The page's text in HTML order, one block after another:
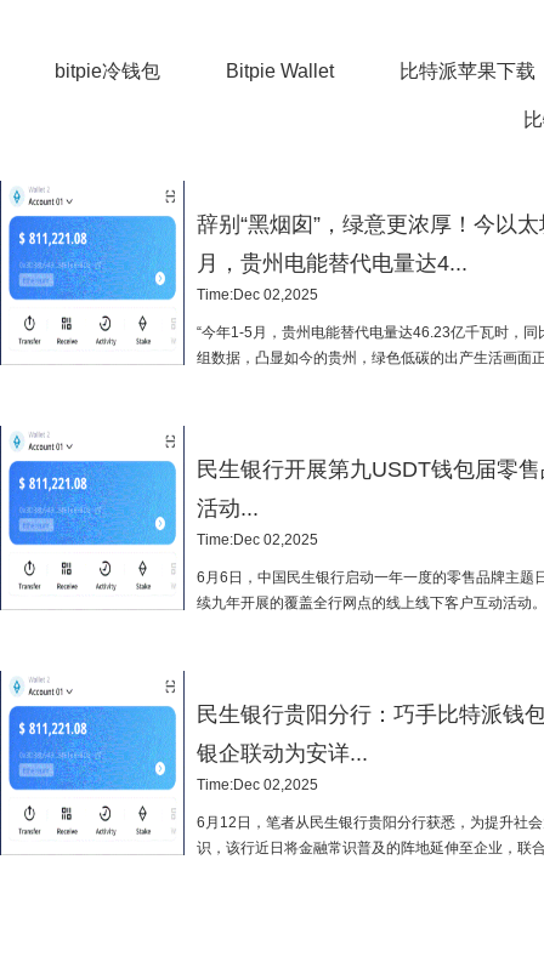
bitpie冷钱包 Bitpie Wallet 比特派苹果下载
辞别“黑烟囱”，绿意更浓厚！今以
月，贵州电能替代电量达4...
Time:Dec 02,2025
“今年1-5月，贵州电能替代电量达46.23亿千瓦时，同
组数据，凸显如今的贵州，绿色低碳的出产生活画面
民生银行开展第九USDT钱包届零
活动...
Time:Dec 02,2025
6月6日，中国民生银行启动一年一度的零售品牌主题
续九年开展的覆盖全行网点的线上线下客户互动活动
民生银行贵阳分行：巧手比特派钱
银企联动为安详...
Time:Dec 02,2025
6月12日，笔者从民生银行贵阳分行获悉，为提升社
识，该行近日将金融常识普及的阵地延伸至企业，联